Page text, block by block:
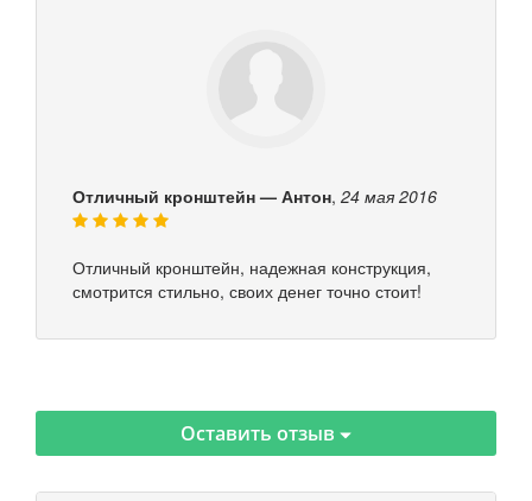
Отличный кронштейн — Антон, 24 мая 2016
Отличный кронштейн, надежная конструкция,
смотрится стильно, своих денег точно стоит!
Оставить отзыв